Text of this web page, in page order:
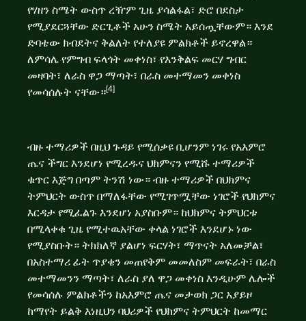
የሃዘን ስሜት ውስጥ ረዥም ጊዜ ያሳልፋል፣ ድሮ በደስታ
የሚያደርጓቸው ድርጊቶች አሁን ስሜት አይሰጧቸውም። እንደ
ድባቴው ክብደትና ቅልለት የተለያዩ ምልክቶች ይኖረዋል።
ለምሳሌ የምግብ ፍላጎት መቀነስ፣ የእንቅልፍ መርሃ ግብር
መዛባት፣ ለራስ ዋጋ ማጣት፣ በራስ መተማመን መቀነስ
የመሳሰሉት ናቸው።[4]
ብዙ ተማሪዎች በዚህ ጉዳይ የሚሰቃዩ ቢሆንም ነገሩ የአእምሮ
ጤና ችግር እንደሆነ የሚረዱና ህክምናን የሚሹ ተማሪዎች
ቁጥር እጅግ በጣም ትንሽ ነው። ብዙ ተማሪዎች በህክምና
ትምህርት ውስጥ በማለፋቸው የሚገጥሟቸው ነገሮች የህክምና
እርዳታ የሚፈልጉ እንደሆነ አያስቡም። ከህክምና ትምህርቱ
በሚላቀቁ ጊዜ የሚተዉአቸው ቀላል ነገሮች እንደሆኑ ነው
የሚያስቡት። ትክክለኛ ያልሆነ ፍርሃት፣ ማጥናት አለመቻል፣
በአስተማሪ ፊት ጥያቄን መጠየቅም መመለስም መፍራት፣ በራስ
መተማመንን ማጣት፣ ለራስ ያለ ዋጋ መቀነስ እንዲሁም ሌሎች
የመሳሰሉ ምልክቶችን ከአእምሮ ጤና መታወክ ጋር አያይዞ
ከማየት ይልቅ እነዚህን ባህሪዎች የህክምና ትምህርት ከመማር